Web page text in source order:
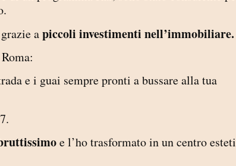
apiccoli investimenti
e i guai sempre pronti a bussare alla tua
e l’ho trasformato in un centro